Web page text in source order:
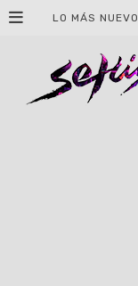
LO MÁS NUEVO